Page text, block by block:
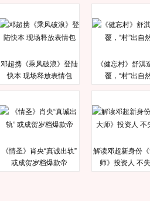
邓超携《乘风破浪》登陆
快本 现场释放表情包
《健忘村》舒淇
覆，“村”出自
《情圣》肖央“真诚出轨”
或成贺岁档爆款帝
解读邓超新身份
师》投资人 不